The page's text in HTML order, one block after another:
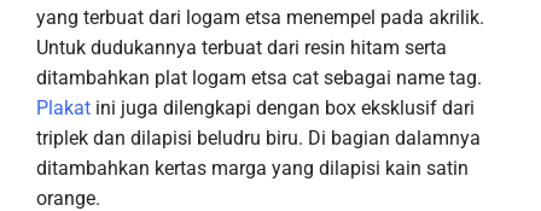
yang terbuat dari logam etsa menempel pada akrilik.
Untuk dudukannya terbuat dari resin hitam serta
ditambahkan plat logam etsa cat sebagai name tag.
Plakat ini juga dilengkapi dengan box eksklusif dari
triplek dan dilapisi beludru biru. Di bagian dalamnya
ditambahkan kertas marga yang dilapisi kain satin
orange.